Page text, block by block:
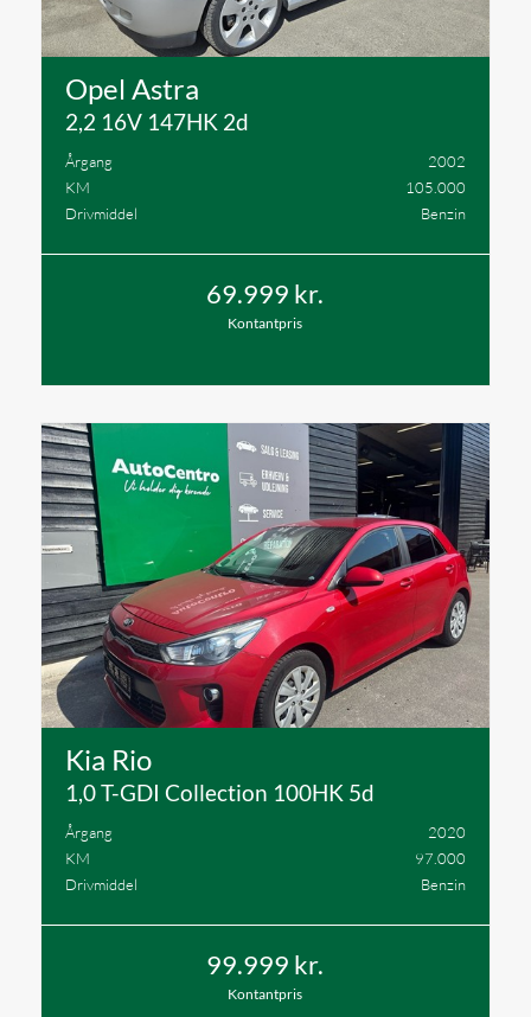
Opel Astra
2,2 16V 147HK 2d
69.999 kr.
Kontantpris
2002
Årgang
105.000
KM
Benzin
Drivmiddel
Kia Rio
1,0 T-GDI Collection 100HK 5d
99.999 kr.
Kontantpris
2020
Årgang
97.000
KM
Benzin
Drivmiddel